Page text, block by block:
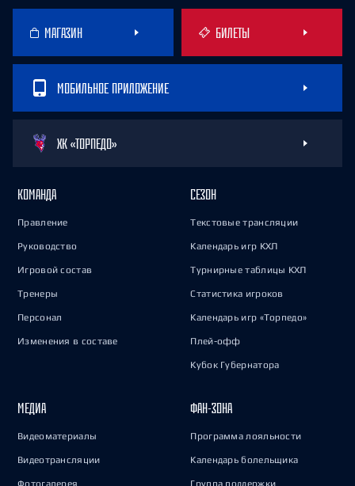
МАГАЗИН БИЛЕТЫ
МОБИЛЬНОЕ ПРИЛОЖЕНИЕ
ХК «ТОРПЕДО»
КОМАНДА
Правление
Руководство
Игровой состав
Тренеры
Персонал
Изменения в составе
СЕЗОН
Текстовые трансляции
Календарь игр КХЛ
Турнирные таблицы КХЛ
Статистика игроков
Календарь игр «Торпедо»
Плей-офф
Кубок Губернатора
МЕДИА
Видеоматериалы
Видеотрансляции
Фотогалерея
ФАН-ЗОНА
Программа лояльности
Календарь болельщика
Группа поддержки